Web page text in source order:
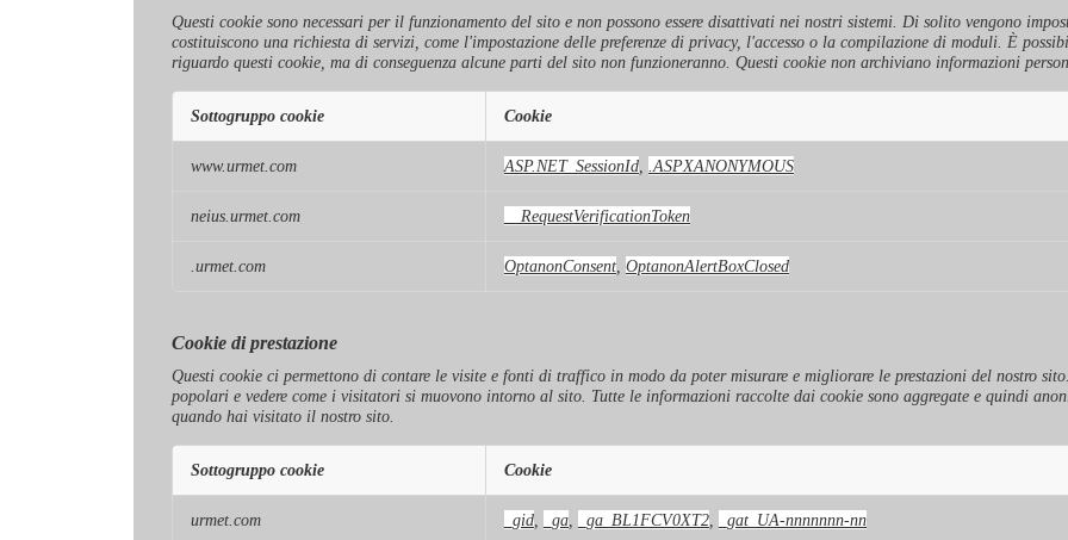
Questi cookie sono necessari per il funzionamento del sito e non possono essere disattivati ​​nei nostri sistemi. Di solito vengono
costituiscono una richiesta di servizi, come l'impostazione delle preferenze di privacy, l'accesso o la compilazione di moduli. È
riguardo questi cookie, ma di conseguenza alcune parti del sito non funzioneranno. Questi cookie non archiviano informazioni
strettamente
Sottogruppo cookie Cookie
www.urmet.com ASP.NET_SessionId .ASPXANONYMOUS
neius.urmet.com __RequestVerificationToken
.urmet.com OptanonConsent OptanonAlertBoxClosed
Cookie di prestazione
Questi cookie ci permettono di contare le visite e fonti di traffico in modo da poter misurare e migliorare le prestazioni del nostro
popolari e vedere come i visitatori si muovono intorno al sito. Tutte le informazioni raccolte dai cookie sono aggregate e quindi
quando hai visitato il nostro sito.
Sottogruppo cookie Cookie
urmet.com _gid _ga _ga_BL1FCV0XT2 _gat_UA-nnnnnnn-nn